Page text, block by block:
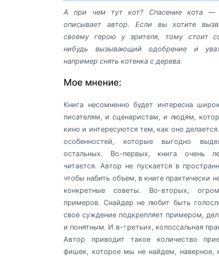
А при чем тут кот? Спасение кота —
описывает автор. Если вы хотите
своему герою у зрителя, тому стоит
нибудь вызывающий одобрение и
например снять котенка с дерева.
Мое мнение:
Книга несомненно будет интересна
писателям, и сценаристам, и людям,
кино и интересуются тем, как оно
особенностей, которые выгодно
остальных. Во-первых, книга очень
читается. Автор не пускается в
чтобы набить объем, в книге практически
конкретные советы. Во-вторых,
примеров. Снайдер не любит быть
свое суждение подкрепляет примером,
и понятным. И в-третьих, колоссальная
Автор приводит такое количество
фишек, которое мы не найдем, наверное,